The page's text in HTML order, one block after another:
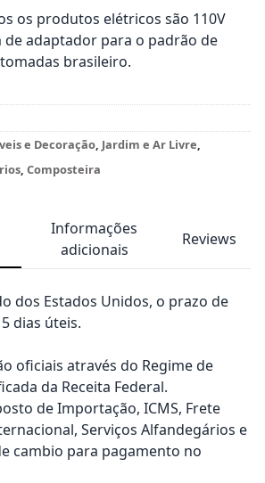
os produtos elétricos são 110V
de adaptador para o padrão de
tomadas brasileiro.
e Decoração, Jardim e Ar Livre,
, Composteira
Informações
adicionais
Reviews
dos Estados Unidos, o prazo de
dias úteis.
oficiais através do Regime de
da Receita Federal.
de Importação, ICMS, Frete
Serviços Alfandegários e
cambio para pagamento no